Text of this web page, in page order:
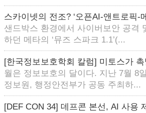
스카이넷의 전조? ‘오픈AI-앤트로픽-
샌드박스 환경에서 사이버보안 공격
하던 메타의 ‘뮤즈 스파크 1.1’(...
[한국정보보호학회 칼럼] 미토스가
월은 정보보호의 달이다. 지난 7월 8
정보원, 행정안전부가 공동 주최하...
[DEF CON 34] 데프콘 본선, AI 사용